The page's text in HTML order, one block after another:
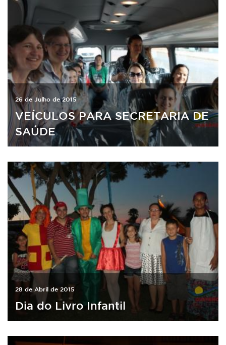
26 de Julho de 2015
VEÍCULOS PARA SECRETARIA DE
SAÚDE
28 de Abril de 2015
Dia do Livro Infantil